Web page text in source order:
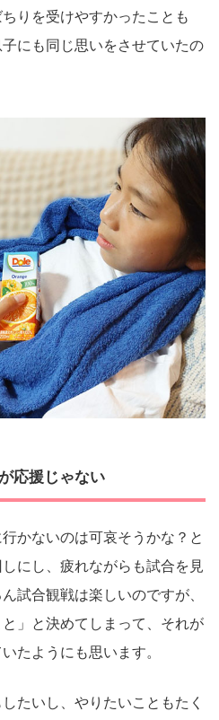
りを受けやすかったことも
子にも同じ思いをさせていたの
応援じゃない
かないのは可哀そうかな？と
にし、疲れながらも試合を見
試合観戦は楽しいのですが、
と」と決めてしまって、それが
たようにも思います。
たいし、やりたいこともたく